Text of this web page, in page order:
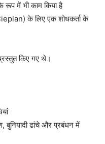
रूप में भी काम किया है
के लिए एक शोधकर्ता के
किए गए थे।
बुनियादी ढांचे और प्रबंधन में